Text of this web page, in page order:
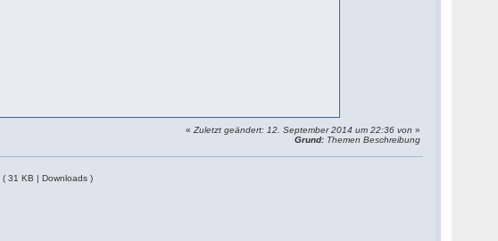
«Zuletzt geändert: 12. September 2014 um 22:36 von»
Grund: Themen Beschreibung
( 31 KB | Downloads )